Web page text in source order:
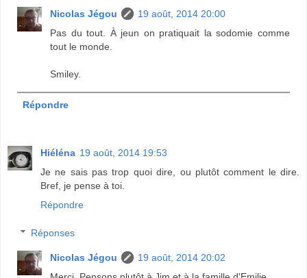
Nicolas Jégou
19 août, 2014 20:00
Pas du tout. À jeun on pratiquait la sodomie comme
tout le monde.
Smiley.
Répondre
Hiéléna 19 août, 2014 19:53
Je ne sais pas trop quoi dire, ou plutôt comment le dire.
Bref, je pense à toi.
Répondre
Réponses
Nicolas Jégou
19 août, 2014 20:02